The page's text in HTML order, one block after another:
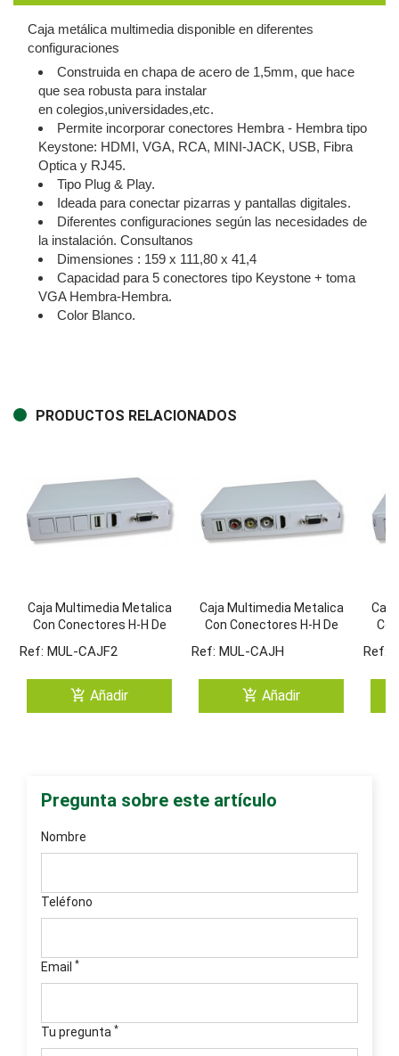
Caja metálica multimedia disponible en diferentes
configuraciones
Construida en chapa de acero de 1,5mm, que hace
que sea robusta para instalar
en colegios,universidades,etc.
Permite incorporar conectores Hembra - Hembra tipo
Keystone: HDMI, VGA, RCA, MINI-JACK, USB, Fibra
Optica y RJ45.
Tipo Plug & Play.
Ideada para conectar pizarras y pantallas digitales.
Diferentes configuraciones según las necesidades de
la instalación. Consultanos
Dimensiones : 159 x 111,80 x 41,4
Capacidad para 5 conectores tipo Keystone + toma
VGA Hembra-Hembra.
Color Blanco.
PRODUCTOS RELACIONADOS
Caja Multimedia Metalica
Con Conectores H-H De
Incluir 3 Tapas Ciegas
Ref: MUL-CAJF2
add_shopping_cart Añadir
Caja Multimedia Metalica
Con Conectores H-H De
3RCA.
Ref: MUL-CAJH
add_shopping_cart Añadir
Ref:
Pregunta sobre este artículo
Nombre
Teléfono
Email *
Tu pregunta *